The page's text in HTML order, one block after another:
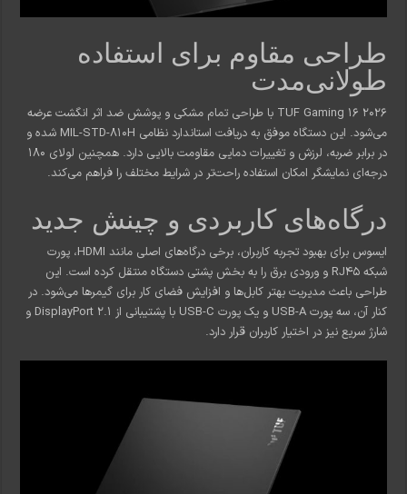
طراحی مقاوم برای استفاده
طولانی‌مدت
TUF Gaming 16 2026 با طراحی تمام مشکی و پوشش ضد اثر انگشت عرضه
می‌شود. این دستگاه موفق به دریافت استاندارد نظامی MIL-STD-810H شده و
در برابر ضربه، لرزش و تغییرات دمایی مقاومت بالایی دارد. همچنین لولای 180
درجه‌ای نمایشگر امکان استفاده راحت‌تر در شرایط مختلف را فراهم می‌کند.
درگاه‌های کاربردی و چینش جدید
ایسوس برای بهبود تجربه کاربران، برخی درگاه‌های اصلی مانند HDMI، پورت
شبکه RJ45 و ورودی برق را به بخش پشتی دستگاه منتقل کرده است. این
طراحی باعث مدیریت بهتر کابل‌ها و افزایش فضای کار برای گیمرها می‌شود. در
کنار آن، سه پورت USB-A و یک پورت USB-C با پشتیبانی از DisplayPort 2.1 و
شارژ سریع نیز در اختیار کاربران قرار دارد.